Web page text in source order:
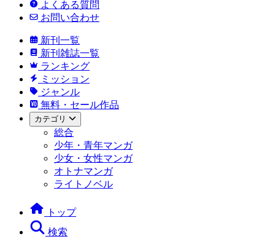
よくある質問
お問い合わせ
新刊一覧
新刊雑誌一覧
ランキング
ミッション
ジャンル
無料・セール作品
カテゴリ
総合
少年・青年マンガ
少女・女性マンガ
オトナマンガ
ライトノベル
トップ
検索